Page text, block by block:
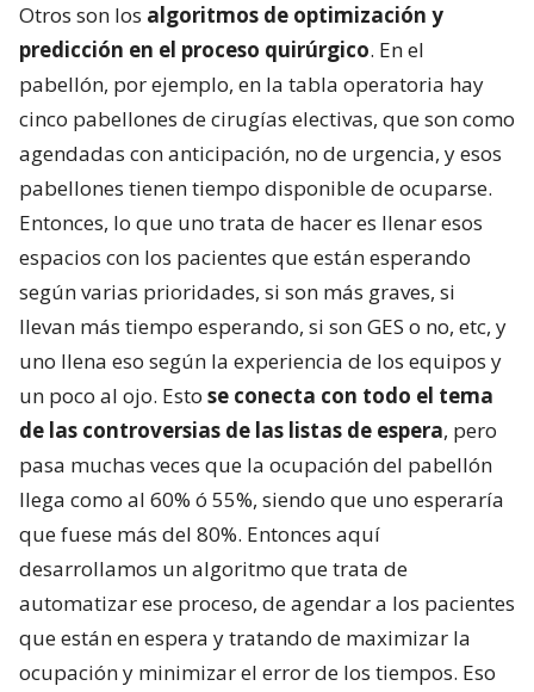
Otros son los algoritmos de optimización y
predicción en el proceso quirúrgico. En el
pabellón, por ejemplo, en la tabla operatoria hay
cinco pabellones de cirugías electivas, que son como
agendadas con anticipación, no de urgencia, y esos
pabellones tienen tiempo disponible de ocuparse.
Entonces, lo que uno trata de hacer es llenar esos
espacios con los pacientes que están esperando
según varias prioridades, si son más graves, si
llevan más tiempo esperando, si son GES o no, etc, y
uno llena eso según la experiencia de los equipos y
un poco al ojo. Esto se conecta con todo el tema
de las controversias de las listas de espera, pero
pasa muchas veces que la ocupación del pabellón
llega como al 60% ó 55%, siendo que uno esperaría
que fuese más del 80%. Entonces aquí
desarrollamos un algoritmo que trata de
automatizar ese proceso, de agendar a los pacientes
que están en espera y tratando de maximizar la
ocupación y minimizar el error de los tiempos. Eso